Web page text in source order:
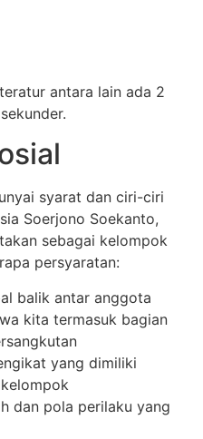
antara lain ada 2
syarat dan ciri-ciri
Soerjono Soekanto,
sebagai kelompok
persyaratan:
balik antar anggota
kita termasuk bagian
yang dimiliki
dan pola perilaku yang